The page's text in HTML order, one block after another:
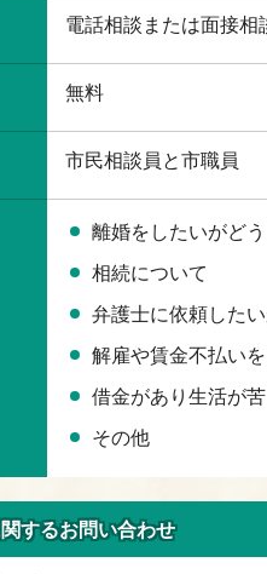
電話相談または面接相
無料
市民相談員と市職員
離婚をしたいがど
相続について
弁護士に依頼した
解雇や賃金不払い
借金があり生活が
その他
するお問い合わせ